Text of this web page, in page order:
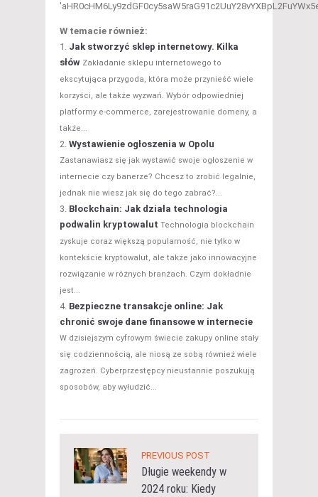
W temacie również:
Jak stworzyć sklep internetowy. Kilka
słów Zakładanie sklepu internetowego to
ekscytująca przygoda, która może przynieść wiele
korzyści, ale także wyzwań. Wybór odpowiedniej
platformy e-commerce, zarejestrowanie domeny, a
także...
Wystawienie ogłoszenia w Opolu
Zastanawiasz się jak wystawić swoje ogłoszenie w
internecie czy banerze? Chcesz to zrobić legalnie,
jednak nie wiesz jak się do tego zabrać?...
Blockchain: Jak działa technologia
podwalin kryptowalut Technologia blockchain
zyskuje coraz większą popularność, nie tylko w
kontekście kryptowalut, ale także jako innowacyjne
rozwiązanie w różnych branżach. Czym dokładnie
jest...
Bezpieczne transakcje online: Jak
chronić swoje dane finansowe w internecie
W dzisiejszym cyfrowym świecie zakupy online stały
się codziennością, ale niosą ze sobą również wiele
zagrożeń. Cyberprzestępcy nieustannie poszukują
sposobów, aby wyłudzić...
PREVIOUS POST
Długie weekendy w
2024 roku: Kiedy